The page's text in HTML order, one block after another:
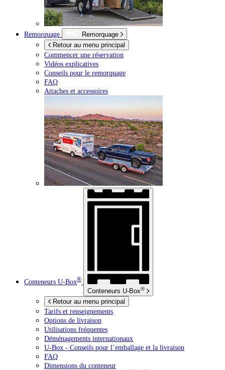
Remorquage
Remorquage
Retour au menu principal
Commencer une réservation
Vidéos explicatives
Conseils pour le remorquage
FAQ
Attaches et accessoires
Conteneurs U-Box®
Conteneurs U-Box®
Retour au menu principal
Tarifs et renseignements
Options de livraison
Utilisations fréquentes
Déménagements internationaux
U-Box - Conseils pour l’emballage et la livraison
FAQ
Dimensions du conteneur